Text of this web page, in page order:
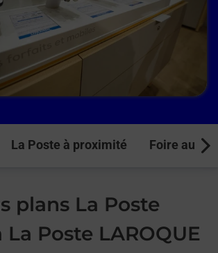
La Poste à proximité Foire aux
plans La Poste
Poste LAROQUE